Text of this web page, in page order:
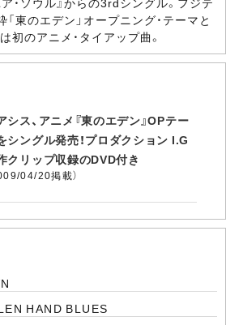
「東のエデン」オープニング・テーマと
初のアニメ・タイアップ曲。
シス、アニメ『東のエデン』OPテー
シングル発売！プロダクション I.G
クリップ収録のDVD付き
04/20掲載）
HAND BLUES